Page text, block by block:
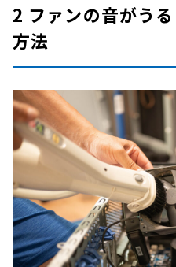
2 ファンの音がう
方法